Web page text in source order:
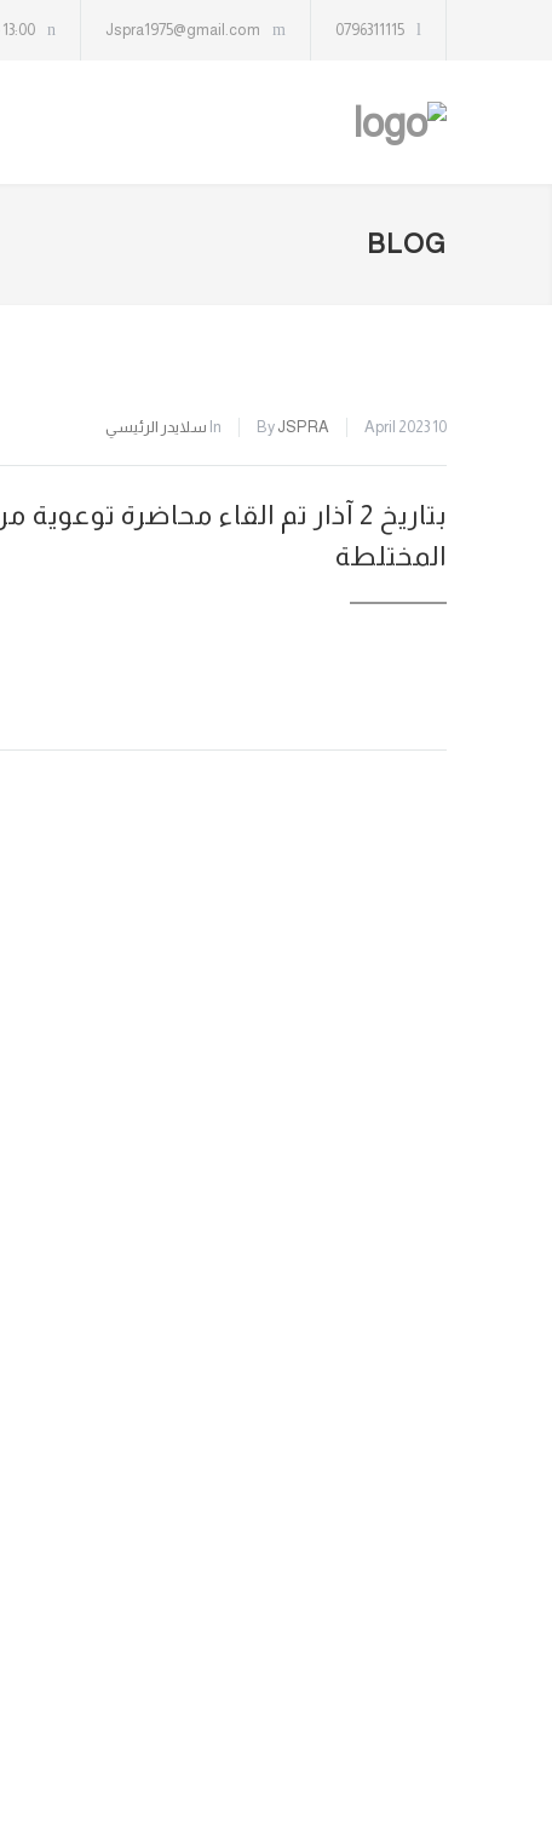
0796311115
Jspra1975@gmail.com
BLOG
10 April 2023
By JSPRA
In سلايدر الرئيسي
بتاريخ 2 آذار تم القاء محاضرة
المختلطة